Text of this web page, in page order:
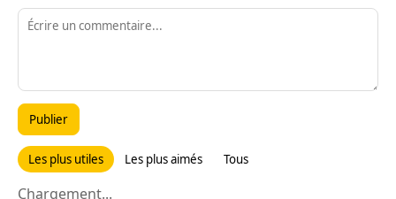
Publier
Les plus utiles Les plus aimés Tous
Chargement...